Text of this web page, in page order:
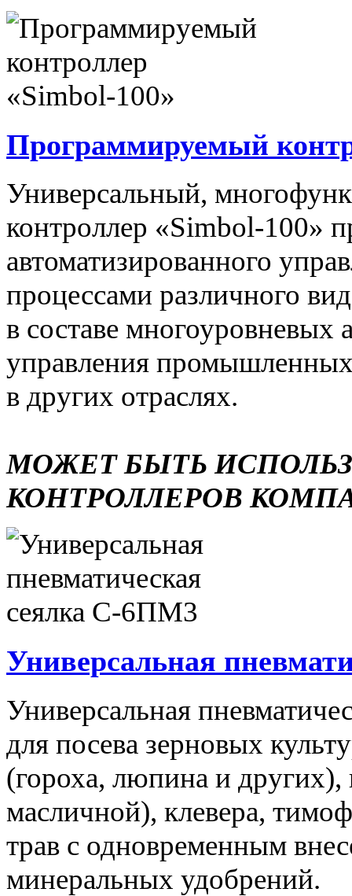
Программируемый
Универсальный,
контроллер «Simbol-100»
автоматизированного
процессами различного
в составе многоуровневых
управления
в других отраслях.
МОЖЕТ БЫТЬ
КОНТРОЛЛЕРОВ
Универсальная
Универсальная
для посева зерновых
(гороха, люпина и других),
масличной), клевера,
трав с одновременным
минеральных удобрений.